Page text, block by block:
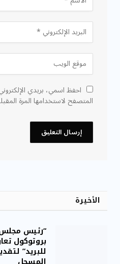
احفظ اسمي، بريدي
المتصفح لاستخدامها المرة
الأخيرة
“رئيس مجلس
بروتوكول
للبريد”